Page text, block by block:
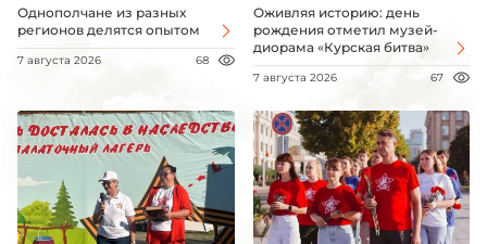
Однополчане из разных
регионов делятся опытом
7 августа 2026 68
Оживляя историю: день
рождения отметил музей-
диорама «Курская битва»
7 августа 2026 67